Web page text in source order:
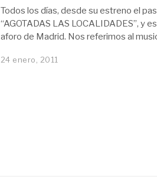
Todos los días, desde su estreno el
“AGOTADAS LAS LOCALIDADES”, y
aforo de Madrid. Nos referimos al
24 enero, 2011